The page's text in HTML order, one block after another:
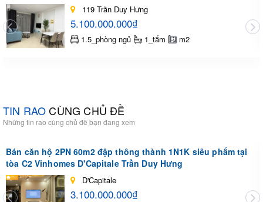
119 Trần Duy Hưng
5.100.000.000₫
1.5_phòng ngủ 1_tắm m2
TIN RAOCÙNG CHỦ ĐỀ
Những tin rao cùng chủ đề bạn đang xem
Bán căn hộ 2PN 60m2 đập thông thành 1N1K siêu phẩm tại
tòa C2 Vinhomes D'Capitale Trần Duy Hưng
D'Capitale
3.100.000.000₫